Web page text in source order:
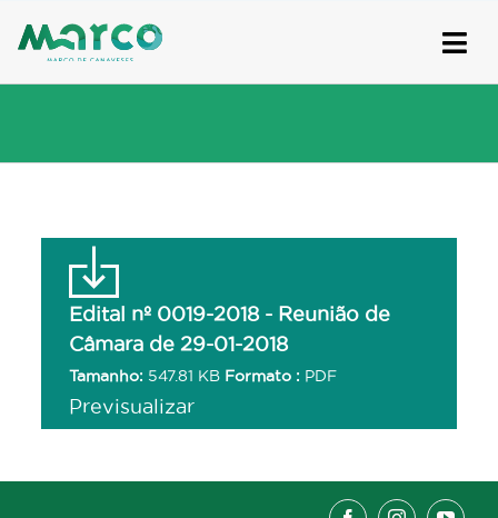
to
Edital nº 0019-2018 - Reunião de
Câmara de 29-01-2018
Tamanho: 547.81 KB Formato : PDF
Previsualizar